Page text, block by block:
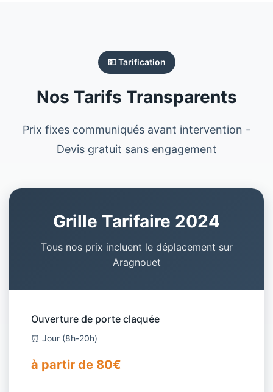
💵 Tarification
Nos Tarifs Transparents
Prix fixes communiqués avant intervention -
Devis gratuit sans engagement
Grille Tarifaire 2024
Tous nos prix incluent le déplacement sur
Aragnouet
Ouverture de porte claquée
⏰ Jour (8h-20h)
à partir de 80€